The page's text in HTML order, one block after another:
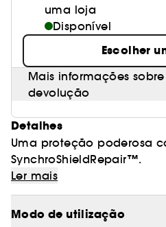
uma loja
Disponível
Escolher
Mais informações
devolução
Detalhes
Uma proteção poderosa
SynchroShieldRepair™.
Esta loção proporciona
uniforme contra os raios
secura. O leve e respirável
Ler mais
Modo de utilização